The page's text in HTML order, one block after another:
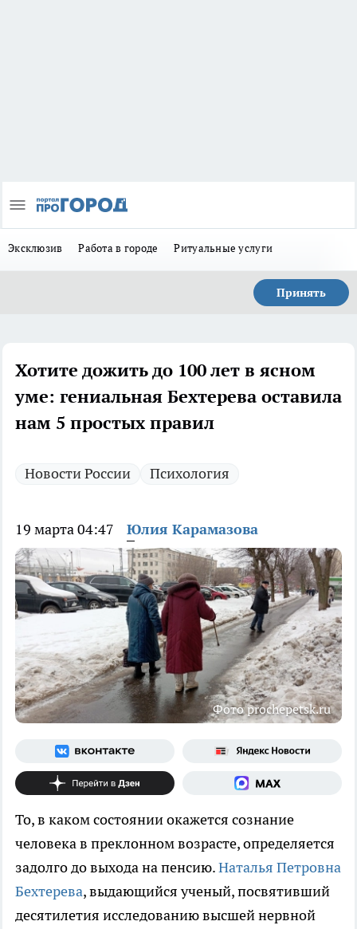
Эксклюзив Работа в городе Ритуальные услуги
Принять
Хотите дожить до 100 лет в ясном
уме: гениальная Бехтерева оставила
нам 5 простых правил
Новости России Психология
19 марта 04:47 Юлия Карамазова
Фото prochepetsk.ru
То, в каком состоянии окажется сознание
человека в преклонном возрасте, определяется
задолго до выхода на пенсию.Наталья Петровна
Бехтерева, выдающийся ученый, посвятивший
десятилетия исследованию высшей нервной